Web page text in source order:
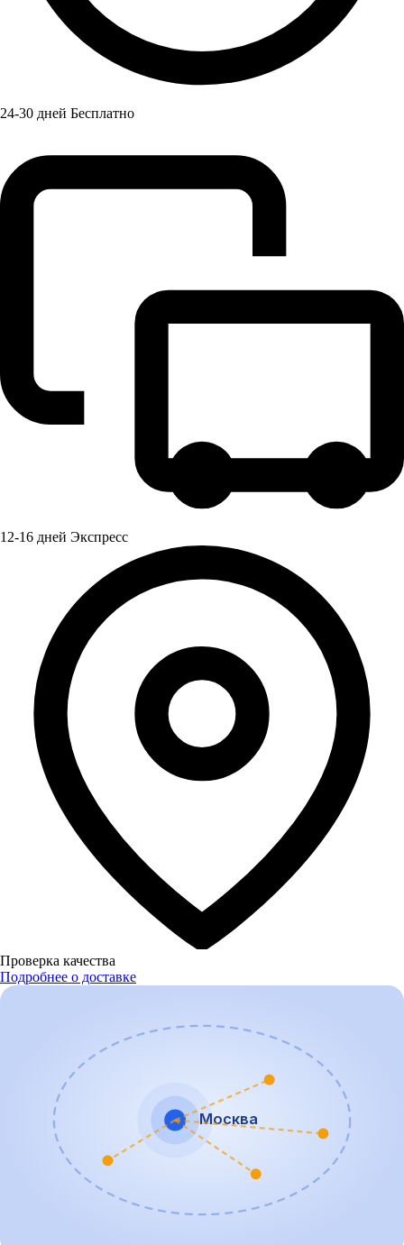
24-30 дней Бесплатно
12-16 дней Экспресс
Проверка качества
Подробнее о доставке
Москва